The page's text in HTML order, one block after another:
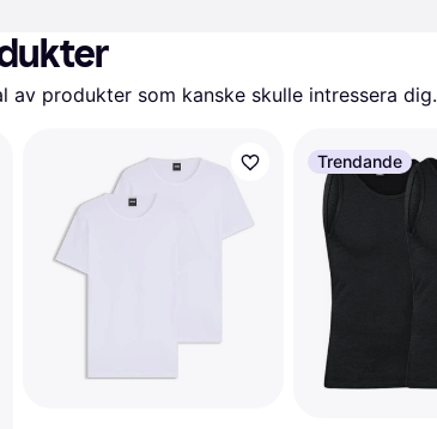
produkter som kanske skulle intressera dig.
Trendande